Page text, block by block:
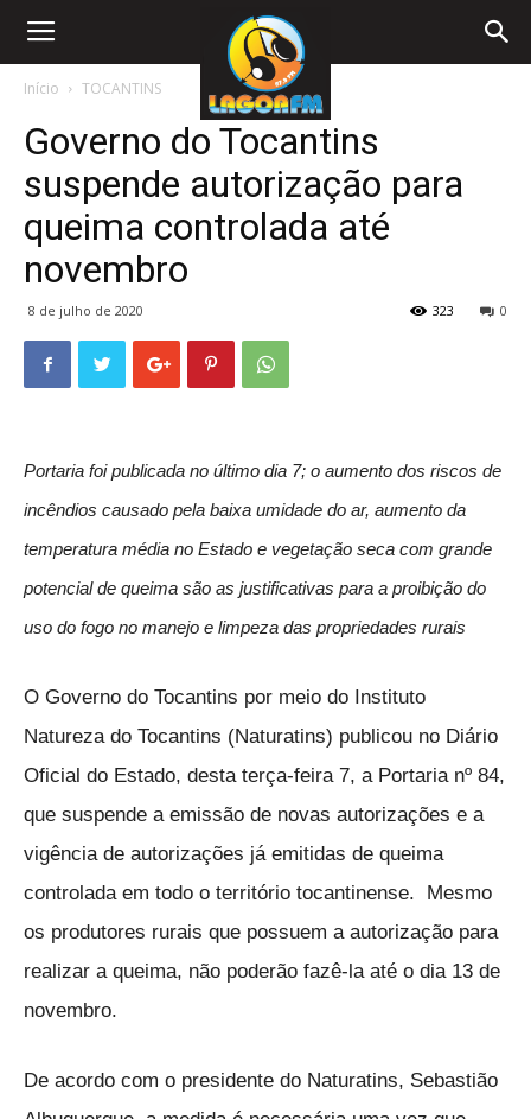
Início TOCANTINS
Governo do Tocantins
suspende autorização para
queima controlada até
novembro
8 de julho de 2020 0
323
Portaria foi publicada no último dia 7; o aumento dos riscos de
incêndios causado pela baixa umidade do ar, aumento da
temperatura média no Estado e vegetação seca com grande
potencial de queima são as justificativas para a proibição do
uso do fogo no manejo e limpeza das propriedades rurais
O Governo do Tocantins por meio do Instituto
Natureza do Tocantins (Naturatins) publicou no Diário
Oficial do Estado, desta terça-feira 7, a Portaria nº 84,
que suspende a emissão de novas autorizações e a
vigência de autorizações já emitidas de queima
controlada em todo o território tocantinense. Mesmo
os produtores rurais que possuem a autorização para
realizar a queima, não poderão fazê-la até o dia 13 de
novembro.
De acordo com o presidente do Naturatins, Sebastião